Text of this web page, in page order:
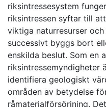
riksintressesystem
riksintressen syftar till
viktiga naturresurser
successivt byggs bort
enskilda beslut. Som en
riksintressemyndigheter
identifiera geologiskt
områden av betydelse
råmaterialförsörjning.